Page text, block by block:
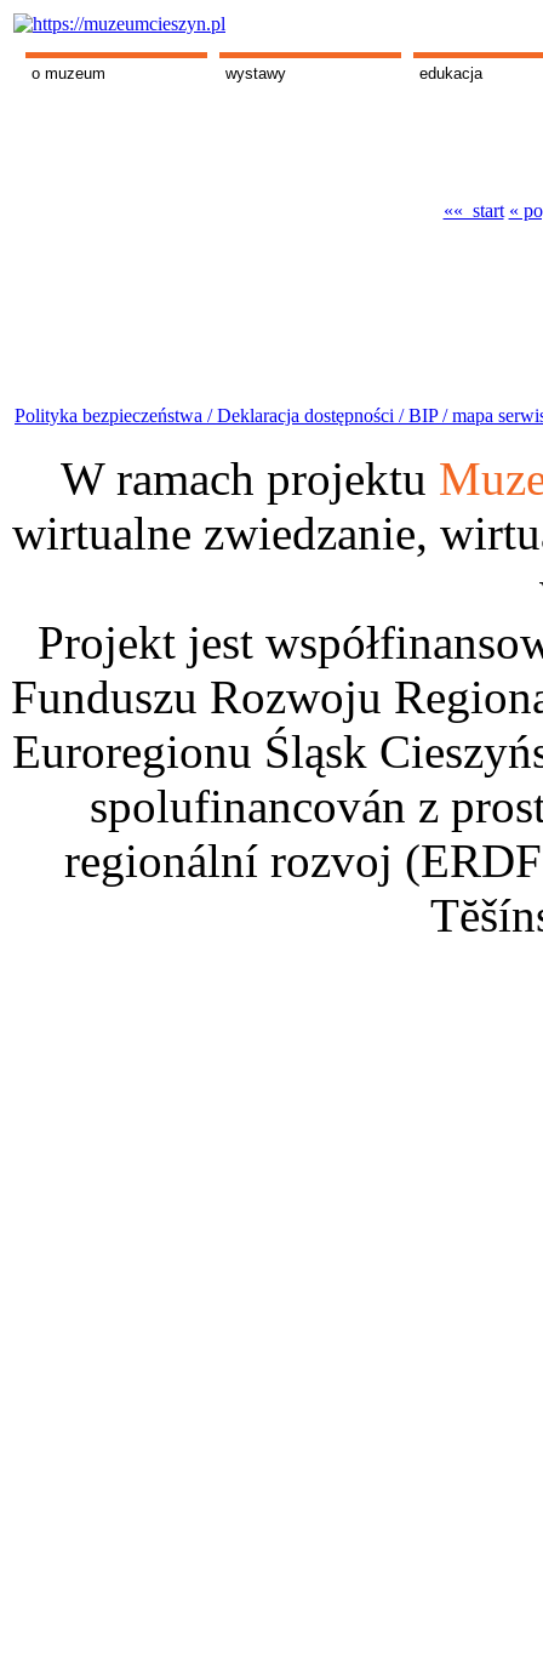
o muzeum wystawy edukacja
«« start «
Polityka bezpieczeństwa /Deklaracja dostępności /BIP /mapa
W ramach projektu
wirtualne zwiedzanie,
Projekt jest
Funduszu Rozwoju
Euroregionu Śląsk
spolufinancován z
regionální rozvoj